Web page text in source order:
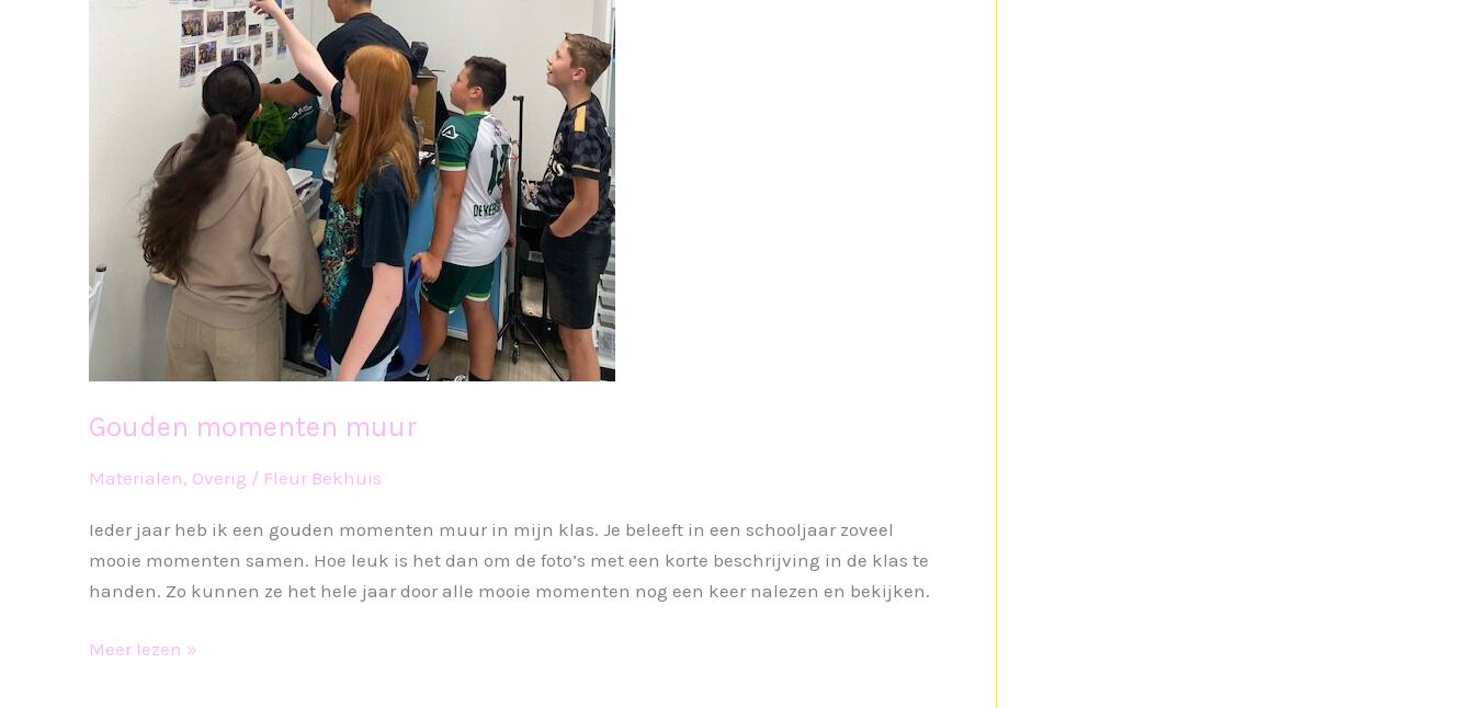
Gouden momenten muur
Materialen, Overig / Fleur Bekhuis
Ieder jaar heb ik een gouden momenten muur in mijn klas. Je beleeft in een schooljaar zoveel
mooie momenten samen. Hoe leuk is het dan om de foto’s met een korte beschrijving in de klas te
handen. Zo kunnen ze het hele jaar door alle mooie momenten nog een keer nalezen en bekijken.
Gouden
Meer lezen »